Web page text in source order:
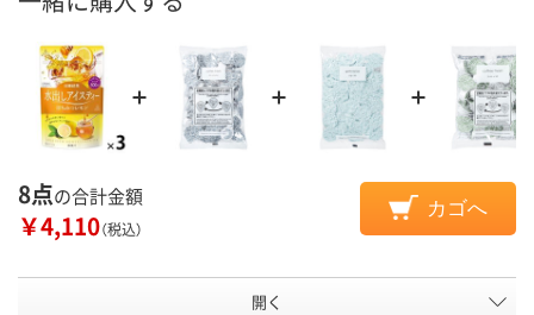
8点の合計金額
￥4,110（税込）
カゴへ
開く